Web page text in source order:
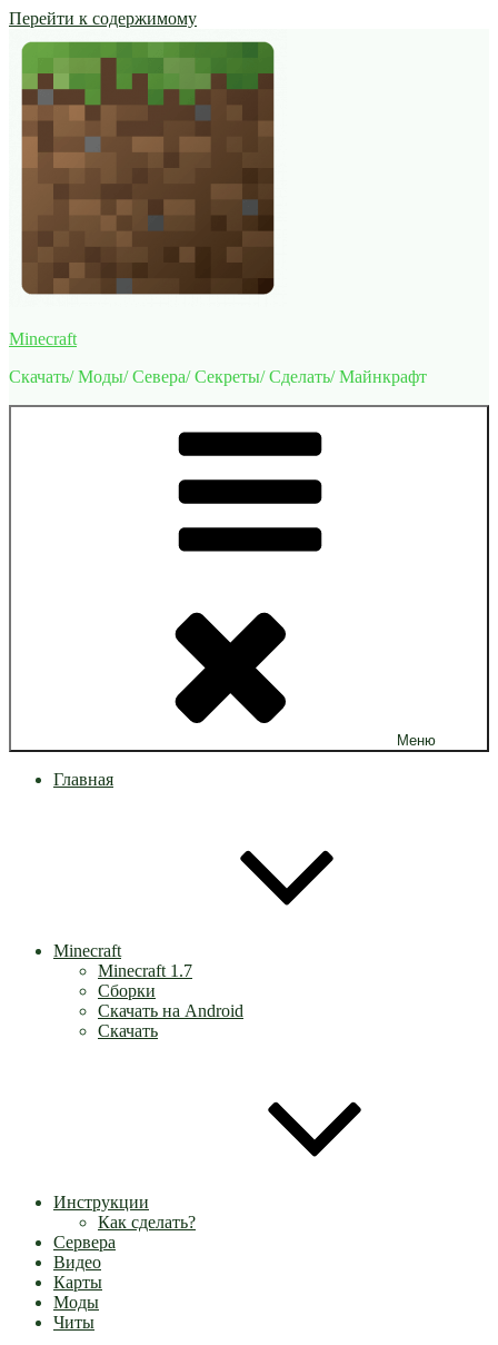
Перейти к содержимому
Minecraft
Скачать/ Моды/ Севера/ Секреты/ Сделать/ Майнкрафт
Меню
Главная
Minecraft
Minecraft 1.7
Сборки
Скачать на Android
Скачать
Инструкции
Как сделать?
Сервера
Видео
Карты
Моды
Читы